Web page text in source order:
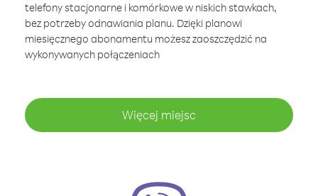
telefony stacjonarne i komórkowe w niskich stawkach,
bez potrzeby odnawiania planu. Dzięki planowi
miesięcznego abonamentu możesz zaoszczędzić na
wykonywanych połączeniach
Więcej miejsc